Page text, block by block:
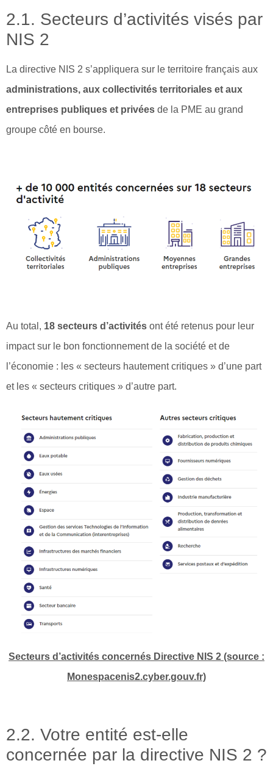
2.1. Secteurs d’activités visés par
NIS 2
La directive NIS 2 s’appliquera sur le territoire français aux
administrations, aux collectivités territoriales et aux
entreprises publiques et privées de la PME au grand
groupe côté en bourse.
Au total, 18 secteurs d’activités ont été retenus pour leur
impact sur le bon fonctionnement de la société et de
l’économie : les « secteurs hautement critiques » d’une part
et les « secteurs critiques » d’autre part.
Secteurs d’activités concernés Directive NIS 2 (source :
Monespacenis2.cyber.gouv.fr)
2.2. Votre entité est-elle
concernée par la directive NIS 2 ?